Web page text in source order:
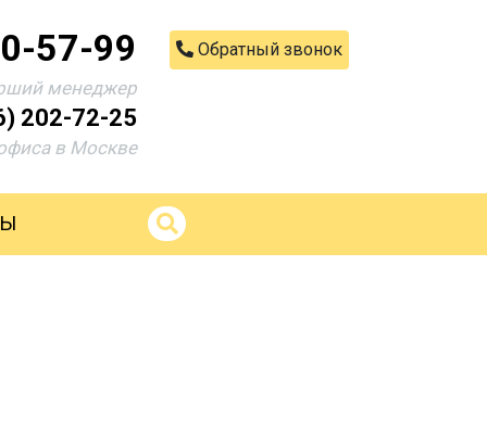
57-99
менеджер
202-72-25
в Москве
Обратный звонок